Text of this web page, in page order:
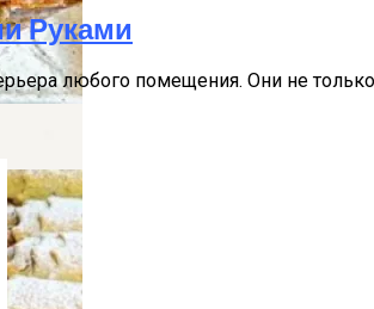
Руками
любого помещения. Они не